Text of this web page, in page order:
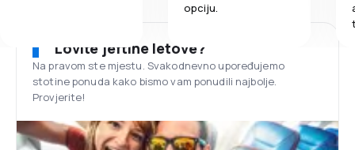
opciju.
Lovite jeftine letove?
Na pravom ste mjestu. Svakodnevno upoređujemo
stotine ponuda kako bismo vam ponudili najbolje.
Provjerite!